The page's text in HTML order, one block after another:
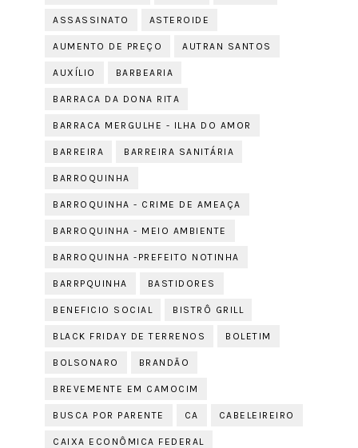
ASSASSINATO ASTEROIDE
AUMENTO DE PREÇO AUTRAN SANTOS
AUXÍLIO BARBEARIA
BARRACA DA DONA RITA
BARRACA MERGULHE - ILHA DO AMOR
BARREIRA BARREIRA SANITÁRIA
BARROQUINHA
BARROQUINHA - CRIME DE AMEAÇA
BARROQUINHA - MEIO AMBIENTE
BARROQUINHA -PREFEITO NOTINHA
BARRPQUINHA BASTIDORES
BENEFICIO SOCIAL BISTRÔ GRILL
BLACK FRIDAY DE TERRENOS BOLETIM
BOLSONARO BRANDÃO
BREVEMENTE EM CAMOCIM
BUSCA POR PARENTE CA CABELEIREIRO
CAIXA ECONÔMICA FEDERAL